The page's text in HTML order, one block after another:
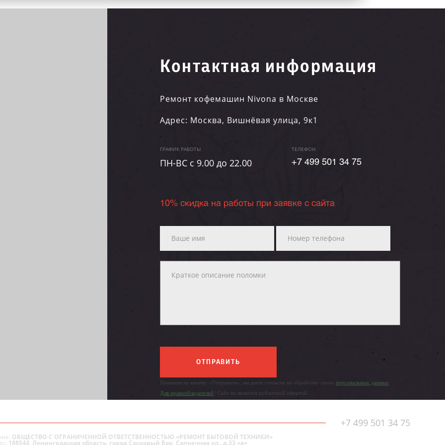
Контактная информация
Ремонт кофемашин Nivona в Москве
Адрес: Москва, Вишнёвая улица, 9к1
ГРАФИК РАБОТЫ
ПН-ВC c 9.00 до 22.00
ТЕЛЕФОН
+7 499 501 34 75
10% скидка на работы при заявке с сайта
ОТПРАВИТЬ
Нажимая на кнопку «Отправить», вы даете согласие на обработку своих персональных данных
Для правообладателей | Сайт не является публичной офертой.
+7 499 501 34 75
ОБЩЕСТВО С ОГРАНИЧЕННОЙ ОТВЕТСТВЕННОСТЬЮ «РЕМОНТ БЫТОВОЙ ТЕХНИКИ»
188544, Ленинградская область, город Сосновый Бор, Солнечная ул., д.33 «а»